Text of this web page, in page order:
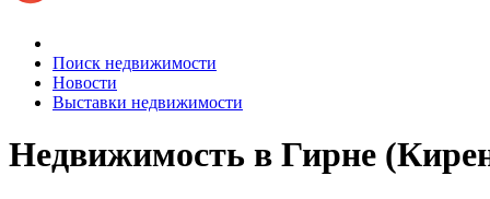
Поиск недвижимости
Новости
Выставки недвижимости
Недвижимость в Гирне